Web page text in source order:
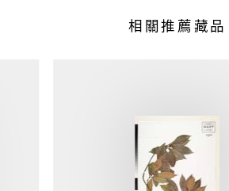
相關推薦藏品